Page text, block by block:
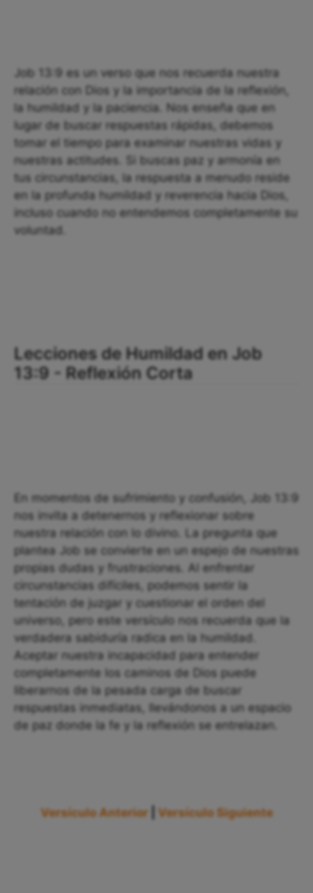
Job 13:9 es un verso que nos recuerda nuestra
relación con Dios y la importancia de la reflexión,
la humildad y la paciencia. Nos enseña que en
lugar de buscar respuestas rápidas, debemos
tomar el tiempo para examinar nuestras vidas y
nuestras actitudes. Si buscas paz y armonía en
tus circunstancias, la respuesta a menudo reside
en la profunda humildad y reverencia hacia Dios,
incluso cuando no entendemos completamente su
voluntad.
Lecciones de Humildad en Job
13:9 - Reflexión Corta
En momentos de sufrimiento y confusión, Job 13:9
nos invita a detenernos y reflexionar sobre
nuestra relación con lo divino. La pregunta que
plantea Job se convierte en un espejo de nuestras
propias dudas y frustraciones. Al enfrentar
circunstancias difíciles, podemos sentir la
tentación de juzgar y cuestionar el orden del
universo, pero este versículo nos recuerda que la
verdadera sabiduría radica en la humildad.
Aceptar nuestra incapacidad para entender
completamente los caminos de Dios puede
liberarnos de la pesada carga de buscar
respuestas inmediatas, llevándonos a un espacio
de paz donde la fe y la reflexión se entrelazan.
Versículo Anterior Versículo Siguiente